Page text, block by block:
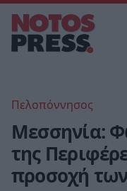
Πελοπόννησος
Μεσσηνία:
της
προσοχή